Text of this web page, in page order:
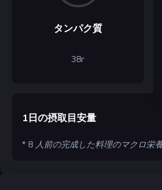
タンパク質
38г
1日の摂取目安量
* 8 人前の完成した料理のマクロ栄